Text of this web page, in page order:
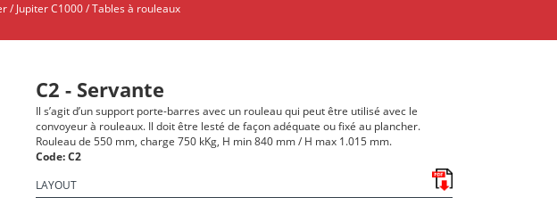
/ Jupiter C1000/Tables à rouleaux
C2 - Servante
Il s’agit d’un support porte-barres avec un rouleau qui peut être utilisé avec le
convoyeur à rouleaux. Il doit être lesté de façon adéquate ou fixé au plancher.
Rouleau de 550 mm, charge 750 kKg, H min 840 mm / H max 1.015 mm.
Code:C2
LAYOUT